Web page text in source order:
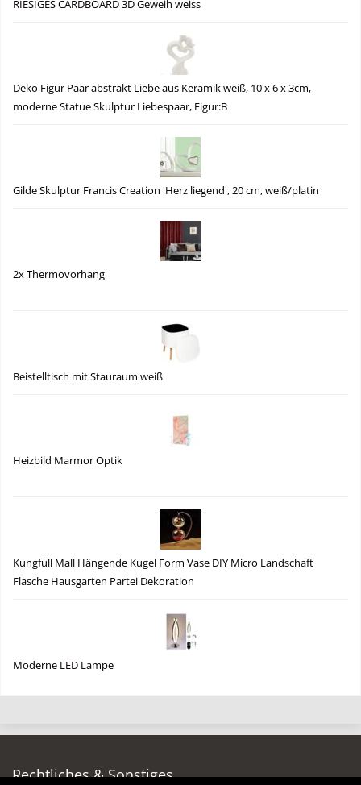
RIESIGES CARDBOARD 3D Geweih weiss
Deko Figur Paar abstrakt Liebe aus Keramik weiß, 10 x 6 x 3cm,
moderne Statue Skulptur Liebespaar, Figur:B
Gilde Skulptur Francis Creation 'Herz liegend', 20 cm, weiß/platin
2x Thermovorhang
Beistelltisch mit Stauraum weiß
Heizbild Marmor Optik
Kungfull Mall Hängende Kugel Form Vase DIY Micro Landschaft
Flasche Hausgarten Partei Dekoration
Moderne LED Lampe
Rechtliches & Sonstiges